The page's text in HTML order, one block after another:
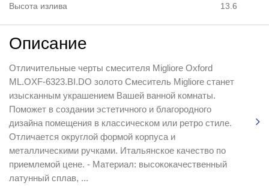
Высота излива 13.6
Описание
Отличительные черты смесителя Migliore Oxford
ML.OXF-6323.BI.DO золото Смеситель Migliore станет
изысканным украшением Вашей ванной комнаты.
Поможет в создании эстетичного и благородного
дизайна помещения в классическом или ретро стиле.
Отличается округлой формой корпуса и
металлическими ручками. Итальянское качество по
приемлемой цене. - Материал: высококачественный
латунный сплав, ...